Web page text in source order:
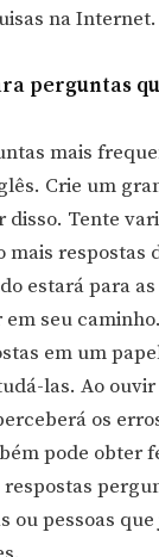
na Internet.
perguntas
mais
Crie um
Tente
mais respostas
estará para
seu
em um
las. Ao ouvir
os
pode obter
respostas
ou pessoas